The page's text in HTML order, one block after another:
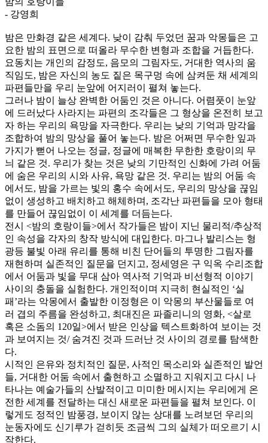
- 강영희
밤은 만화경 같은 세계다. 낮이 감춰 두었던 꿈과 악몽들은 고
요한 밤의 표면으로 떠올라 무수한 변형과 조합을 거듭한다.
요동치는 개인의 감정도, 음모의 그림자도, 거대한 역사의 움
직임도, 밤은 자신의 농도 짙은 목구멍 속에 삼켜둔 채 세계의
파편들만을 우리 눈앞에 어지러이 펼쳐 놓는다.
그러나 밤이 늘상 완벽한 어둠인 것은 아니다. 어렴풋이 눈앞
에 드러났다 사라지는 파편의 조각들은 그 형상을 온전히 보고
자 하는 우리의 욕망을 자극한다. 우리는 낮의 기억과 망각을
조합하여 밤의 망상을 풀어 놓는다. 밤은 어쩌면 무수한 잎과
가지가 뻗어 나오는 정글, 정글에 매복한 무한한 호랑이의 무
늬 같은 것. 우리가 찾는 것은 낮의 기만적인 신화에 가려 어둠
에 숨은 우리의 시와 사유, 욕망 같은 것. 우리는 밤의 어둠 속
에서도, 밤을 가르는 빛의 홍수 속에서도, 우리의 망상을 끊임
없이 생성하고 배치하고 해체하며, 조각난 파편들을 모아 형태
를 만들어 끊임없이 이 세계를 더듬는다.
전시 <밤의 호랑이들>에서 작가들은 밤이 지닌 물리적/추상적
인 속성을 각자의 창작 방식에 대입한다. 마그나 발리스는 형
광등 불빛 아래 유리를 통해 비친 단어들의 투명한 그림자를
재현하며 실존적인 질문을 던지고, 정세영은 구 익옥 수리조합
에서 어둠과 빛을 무대 삼아 역사적 기억과 비선형적 이야기
사이의 충돌을 실험한다. 개인적이며 지극히 현실적인 ‘실
패’라는 악몽에서 출발한 이정형은 이 악몽의 부산물들로 여
러 겹의 주름을 완성하고, 최대진은 파졸리니의 영화, <살로
혹은 소돔의 120일>에서 받은 인상을 텍스트화하여 보이는 것
과 보여지는 것/ 숨겨진 것과 드러난 것 사이의 경로를 탐색한
다.
시적인 은유와 정치적인 질문, 사적인 목소리와 실존적인 발언
들, 거대한 어둠 속에서 출현하고 소멸하고 지워지고 다시 나
타나는 예술가들의 산발적이고 미미한 메시지는 우리에게 온
전한 세계를 전달하는 대신 새로운 파편들을 펼쳐 보인다. 이
렇게도 정적인 밤풍경, 보이지 않는 상대를 노려보던 우리의
눈동자에도 신기루가 걷히듯 조금씩 그의 실체가 떠오르기 시
작한다.